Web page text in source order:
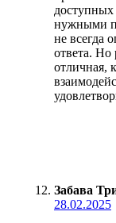
доступных
нужными
не всегда
ответа. Но
отличная,
Забава
28.02.2025